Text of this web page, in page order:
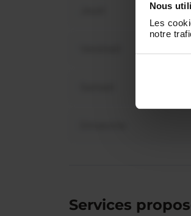
Nous
Les
notre
Services